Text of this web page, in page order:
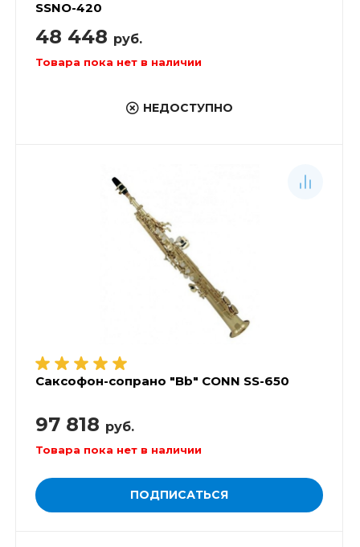
SSNO-420
48 448 руб.
Товара пока нет в наличии
НЕДОСТУПНО
Саксофон-сопрано "Bb" CONN SS-650
97 818 руб.
Товара пока нет в наличии
ПОДПИСАТЬСЯ